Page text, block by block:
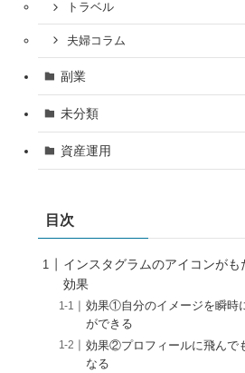
トラベル
夫婦コラム
副業
未分類
資産運用
目次
インスタグラムのアイコンがも
効果
効果①自分のイメージを瞬時
ができる
効果②プロフィールに飛んで
なる